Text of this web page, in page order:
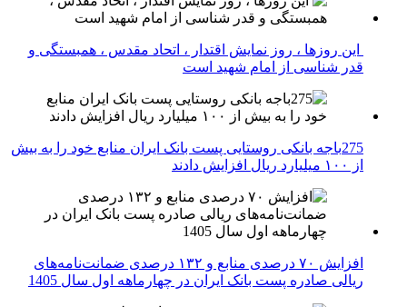
این روزها ، روز نمایش اقتدار ، اتحاد مقدس ، همبستگی و
قدر شناسی از امام شهید است
275باجه بانکی روستایی پست بانک ایران منابع خود را به بیش
از ۱۰۰ میلیارد ریال افزایش دادند
افزایش ۷۰ درصدی منابع و ۱۳۲ درصدی ضمانت‌نامه‌های
ریالی صادره پست بانک ایران در چهارماهه اول سال 1405